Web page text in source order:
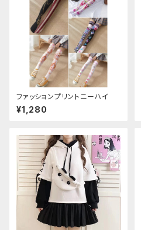
ファッションプリントニーハイ
¥1,280